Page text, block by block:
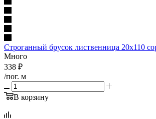
Строганный брусок лиственница 20х110
Много
338 ₽
/пог. м
В корзину